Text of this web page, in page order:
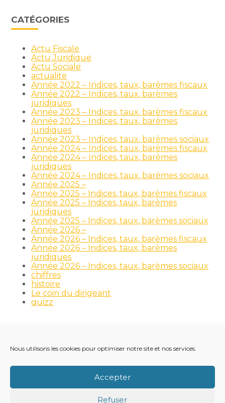
Nous utilisons les cookies pour optimiser notre site et nos services.
Accepter
Refuser
CATÉGORIES
Actu Fiscale
Actu Juridique
Actu Sociale
actualite
Année 2022 – Indices, taux, barèmes fiscaux
Année 2022 – Indices, taux, barèmes
juridiques
Année 2023 – Indices, taux, barèmes fiscaux
Année 2023 – Indices, taux, barèmes
juridiques
Année 2023 – Indices, taux, barèmes sociaux
Année 2024 – Indices, taux, barèmes fiscaux
Année 2024 – Indices, taux, barèmes
juridiques
Année 2024 – Indices, taux, barèmes sociaux
Année 2025 –
Année 2025 – Indices, taux, barèmes fiscaux
Année 2025 – Indices, taux, barèmes
juridiques
Année 2025 – Indices, taux, barèmes sociaux
Année 2026 –
Année 2026 – Indices, taux, barèmes fiscaux
Année 2026 – Indices, taux, barèmes
juridiques
Année 2026 – Indices, taux, barèmes sociaux
chiffres
histoire
Le coin du dirigeant
quizz
Principale
RECRUTEMENT
NOTRE ACTUALITÉ
VIE DU CABINET
CONTACT